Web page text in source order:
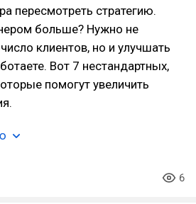
пересмотреть стратегию.
больше? Нужно не
клиентов, но и улучшать
Вот 7 нестандартных,
помогут увеличить
6